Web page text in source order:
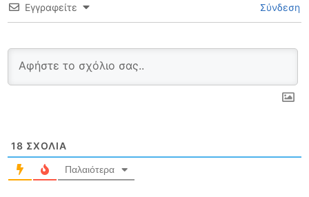
Εγγραφείτε Σύνδεση
18 ΣΧΌΛΙΑ
Παλαιότερα